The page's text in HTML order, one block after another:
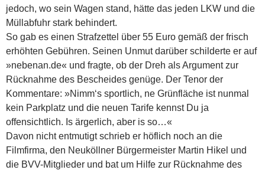
jedoch, wo sein Wagen stand, hätte das jeden LKW und die
Müllabfuhr stark behindert.
So gab es einen Strafzettel über 55 Euro gemäß der frisch
erhöhten Gebühren. Seinen Unmut darüber schilderte er auf
»nebenan.de« und fragte, ob der Dreh als Argument zur
Rücknahme des Bescheides genüge. Der Tenor der
Kommentare: »Nimm‘s sportlich, ne Grünfläche ist nunmal
kein Parkplatz und die neuen Tarife kennst Du ja
offensichtlich. Is ärgerlich, aber is so…«
Davon nicht entmutigt schrieb er höflich noch an die
Filmfirma, den Neuköllner Bürgermeister Martin Hikel und
die BVV-Mitglieder und bat um Hilfe zur Rücknahme des